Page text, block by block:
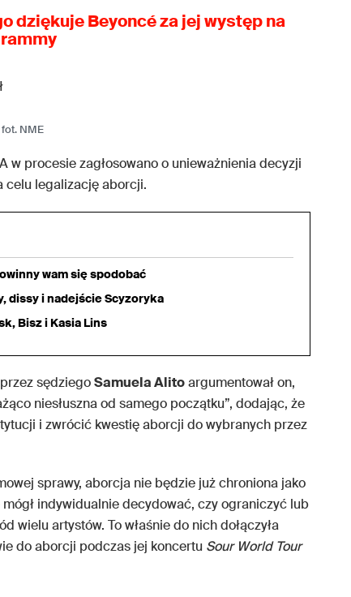
dziękuje Beyoncé za jej występ na
fot. NME
w procesie zagłosowano o unieważnienia decyzji
celu legalizację aborcji.
wam się spodobać
dissy i nadejście Scyzoryka
Bisz i Kasia Lins
sędziegoSamuela Alitoargumentował on,
niesłuszna od samego początku”, dodając, że
i zwrócić kwestię aborcji do wybranych przez
sprawy, aborcja nie będzie już chroniona jako
indywidualnie decydować, czy ograniczyć lub
wielu artystów. To właśnie do nich dołączyła
do aborcji podczas jej koncertu Sour World Tour